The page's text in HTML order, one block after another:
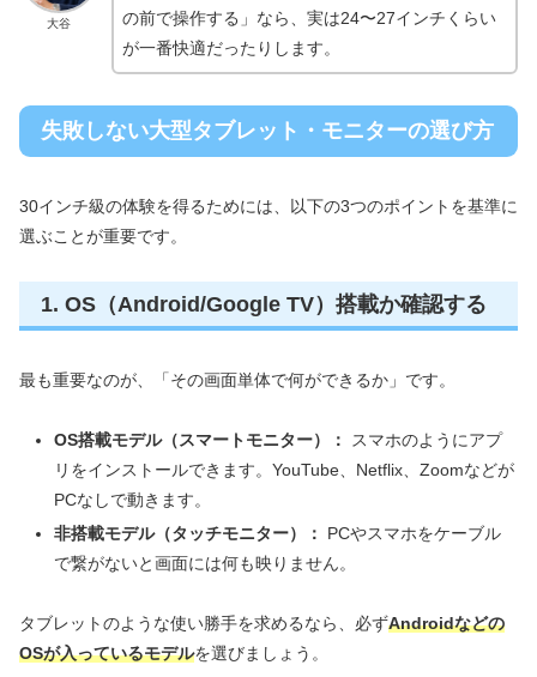
大谷
の前で操作する」なら、実は24〜27インチくらい
が一番快適だったりします。
失敗しない大型タブレット・モニターの選び方
30インチ級の体験を得るためには、以下の3つのポイントを基準に
選ぶことが重要です。
1. OS（Android/Google TV）搭載か確認する
最も重要なのが、「その画面単体で何ができるか」です。
OS搭載モデル（スマートモニター）：
スマホのようにアプ
リをインストールできます。YouTube、Netflix、Zoomなどが
PCなしで動きます。
非搭載モデル（タッチモニター）：
PCやスマホをケーブル
で繋がないと画面には何も映りません。
タブレットのような使い勝手を求めるなら、必ずAndroidなどの
OSが入っているモデルを選びましょう。